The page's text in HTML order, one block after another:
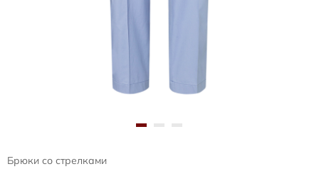
Брюки со стрелками